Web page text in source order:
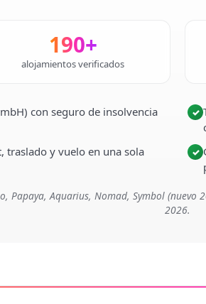
190+
alojamientos verificados
con seguro de insolvencia ✓
traslado y vuelo en una sola
✓
Papaya, Aquarius, Nomad, Symbol (nuevo
2026.